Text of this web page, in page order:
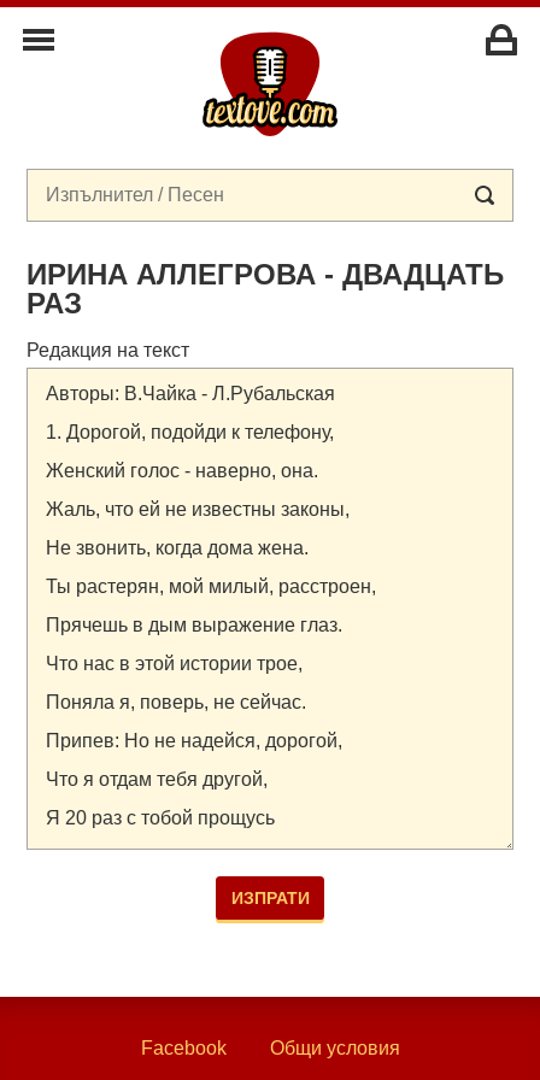
ИРИНА АЛЛЕГРОВА - ДВАДЦАТЬ
РАЗ
Редакция на текст
Facebook Общи условия